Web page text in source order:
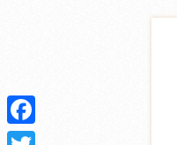
Facebook